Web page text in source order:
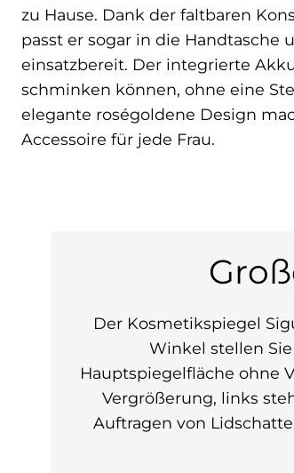
zu Hause. Dank der faltbaren
passt er sogar in die Handtasche
einsatzbereit. Der integrierte
schminken können, ohne eine
elegante roségoldene Design
Accessoire für jede Frau.
Der Kosmetikspiegel
Winkel stellen
Hauptspiegelfläche ohne
Vergrößerung, links
Auftragen von